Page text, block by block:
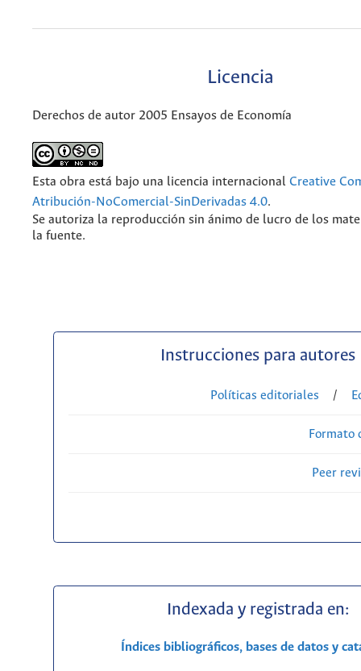
Licencia
Derechos de autor 2005 Ensayos de Economía
Esta obra está bajo una licencia internacional Creative
Atribución-NoComercial-SinDerivadas 4.0.
Se autoriza la reproducción sin ánimo de lucro de los
la fuente.
Instrucciones para autores
Políticas editoriales /
Formato
Peer
Indexada y registrada en:
Índices bibliográficos, bases de datos y